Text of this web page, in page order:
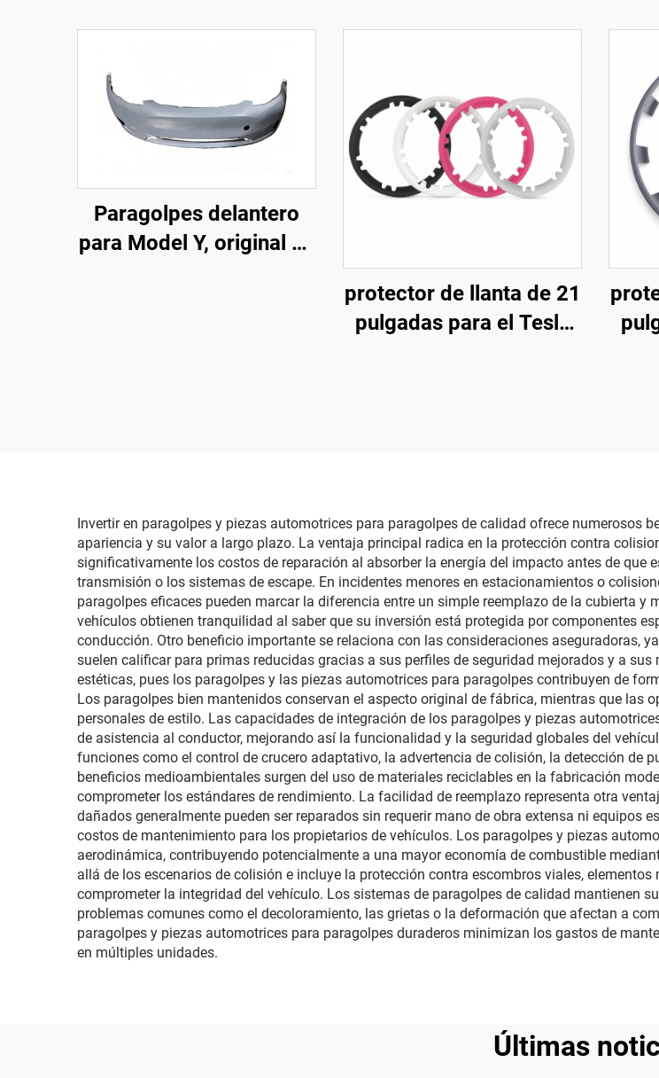
Paragolpes delantero
para Model Y, original de
mantenimiento de flotas
protector de llanta de 21
pulgadas para el Tesla
Invertir en paragolpes y piezas automotrices para paragolpes de calidad ofrece numerosos
apariencia y su valor a largo plazo. La ventaja principal radica en la protección contra
significativamente los costos de reparación al absorber la energía del impacto antes de que
transmisión o los sistemas de escape. En incidentes menores en estacionamientos o
paragolpes eficaces pueden marcar la diferencia entre un simple reemplazo de la cubierta y
vehículos obtienen tranquilidad al saber que su inversión está protegida por componentes
conducción. Otro beneficio importante se relaciona con las consideraciones aseguradoras,
suelen calificar para primas reducidas gracias a sus perfiles de seguridad mejorados y a
estéticas, pues los paragolpes y las piezas automotrices para paragolpes contribuyen de
Los paragolpes bien mantenidos conservan el aspecto original de fábrica, mientras que las
personales de estilo. Las capacidades de integración de los paragolpes y piezas
de asistencia al conductor, mejorando así la funcionalidad y la seguridad globales del
funciones como el control de crucero adaptativo, la advertencia de colisión, la detección
beneficios medioambientales surgen del uso de materiales reciclables en la fabricación
comprometer los estándares de rendimiento. La facilidad de reemplazo representa otra
dañados generalmente pueden ser reparados sin requerir mano de obra extensa ni equipos
costos de mantenimiento para los propietarios de vehículos. Los paragolpes y piezas
aerodinámica, contribuyendo potencialmente a una mayor economía de combustible
allá de los escenarios de colisión e incluye la protección contra escombros viales,
comprometer la integridad del vehículo. Los sistemas de paragolpes de calidad mantienen
problemas comunes como el decoloramiento, las grietas o la deformación que afectan a
paragolpes y piezas automotrices para paragolpes duraderos minimizan los gastos de
en múltiples unidades.
Últimas